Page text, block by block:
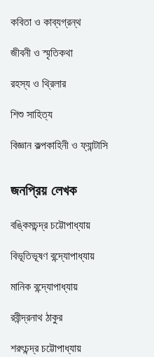
কবিতা ও কাব্যগ্রন্থ
জীবনী ও স্মৃতিকথা
রহস্য ও থ্রিলার
শিশু সাহিত্য
বিজ্ঞান কল্পকাহিনী ও ফ্যান্টাসি
জনপ্রিয় লেখক
বঙ্কিমচন্দ্র চট্টোপাধ্যায়
বিভূতিভূষণ বন্দ্যোপাধ্যায়
মানিক বন্দ্যোপাধ্যায়
রবীন্দ্রনাথ ঠাকুর
শরৎচন্দ্র চট্টোপাধ্যায়